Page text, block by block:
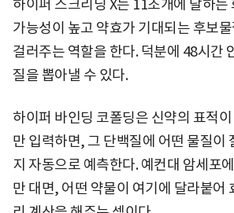
하이퍼 스크리닝 X는 11조개에 달하는
가능성이 높고 약효가 기대되는 후보
걸러주는 역할을 한다. 덕분에 48시간
질을 뽑아낼 수 있다.
하이퍼 바인딩 코폴딩은 신약의 표적
만 입력하면, 그 단백질에 어떤 물질이
지 자동으로 예측한다. 예컨대 암세포
만 대면, 어떤 약물이 여기에 달라붙어